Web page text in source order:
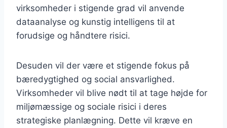
virksomheder i stigende grad vil anvende
dataanalyse og kunstig intelligens til at
forudsige og håndtere risici.
Desuden vil der være et stigende fokus på
bæredygtighed og social ansvarlighed.
Virksomheder vil blive nødt til at tage højde for
miljømæssige og sociale risici i deres
strategiske planlægning. Dette vil kræve en